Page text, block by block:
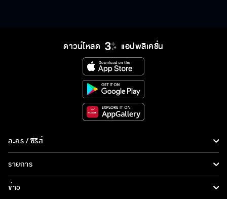
ดาวน์โหลด แอปพลิเคชั่น
ละคร / ซีรีส์
ละคร/ซีรีส์
ซีรีส์นานาชาติ
รายการ
รายการทั้งหมด
ข่าว